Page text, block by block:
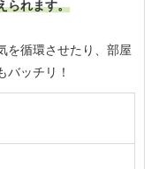
られます。
を循環させたり、部屋
バッチリ！